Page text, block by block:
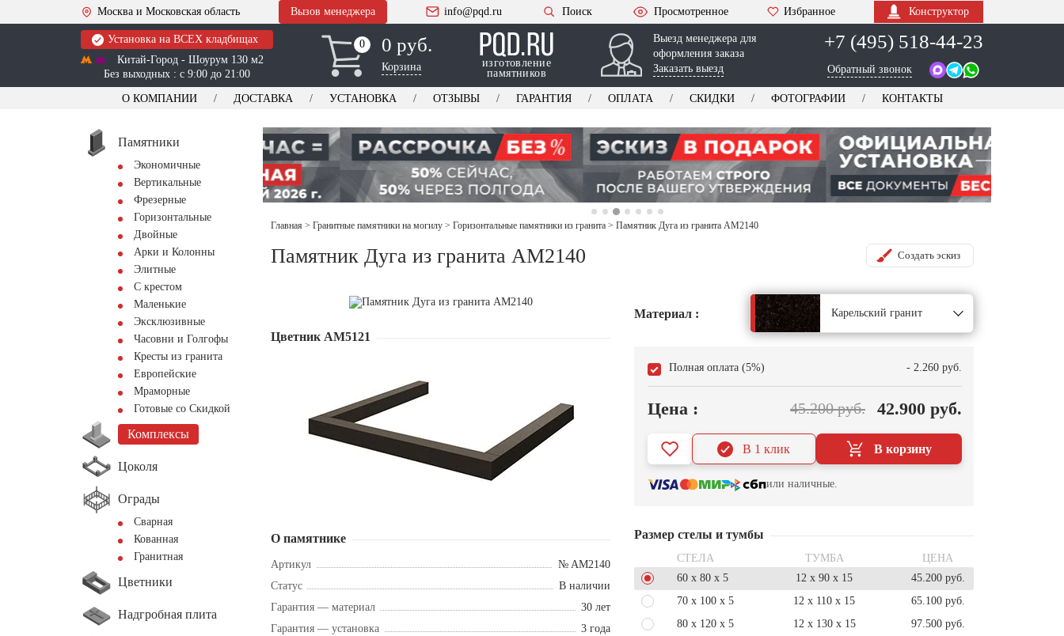
Москва и Московская область Вызов менеджера info@pqd.ru Поиск Просмотренное Избранное Конструктор
Установка на ВСЕХ кладбищах
Китай-Город - Шоурум 130 м2
Без выходных : с 9:00 до 21:00
0
0 0 руб.
Корзина
изготовление
памятников
Выезд менеджера для
оформления заказа
Заказать выезд
+7 (495) 518-44-23
Обратный звонок
О КОМПАНИИ ДОСТАВКА УСТАНОВКА ОТЗЫВЫ ГАРАНТИЯ ОПЛАТА СКИДКИ ФОТОГРАФИИ КОНТАКТЫ
Памятники
Экономичные
Вертикальные
Фрезерные
Горизонтальные
Двойные
Арки и Колонны
Элитные
С крестом
Маленькие
Эксклюзивные
Часовни и Голгофы
Кресты из гранита
Европейские
Мраморные
Готовые со Скидкой
Комплексы
Цоколя
Ограды
Сварная
Кованная
Гранитная
Цветники
Надгробная плита
Главная > Гранитные памятники на могилу > Горизонтальные памятники из гранита > Памятник Дуга из гранита AM2140
Памятник Дуга из гранита AM2140 Создать эскиз
Цветник АМ5121
О памятнике
Артикул
№ AM2140
Статус
В наличии
Гарантия — материал
30 лет
Гарантия — установка
3 года
Материал : Карельский гранит
Полная оплата (5%) - 2.260 руб.
Цена : 45.200 руб. 42.900 руб.
В корзину
В 1 клик
или наличные.
Размер стелы и тумбы
СТЕЛА ТУМБА
ЦЕНА
60 x 80 x 5
12 x 90 x 15
45.200 руб.
70 x 100 x 5
12 x 110 x 15
65.100 руб.
80 x 120 x 5
12 x 130 x 15 97.500 руб.